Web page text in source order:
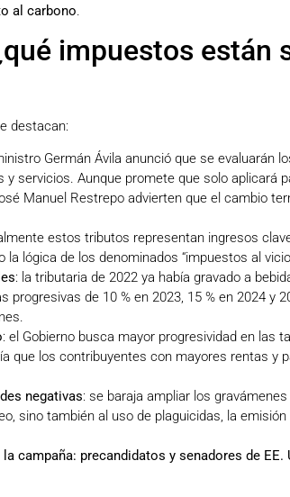
al carbono.
impuestos están
destacan:
Germán Ávila anunció que se evaluarán
servicios. Aunque promete que solo aplicará
Manuel Restrepo advierten que el cambio
estos tributos representan ingresos
lógica de los denominados “impuestos al
: la tributaria de 2022 ya había gravado a
de 10 % en 2023, 15 % en 2024 y
: el Gobierno busca mayor progresividad en las
que los contribuyentes con mayores rentas y
negativas: se baraja ampliar los
sino también al uso de plaguicidas, la
campaña: precandidatos y senadores de EE.